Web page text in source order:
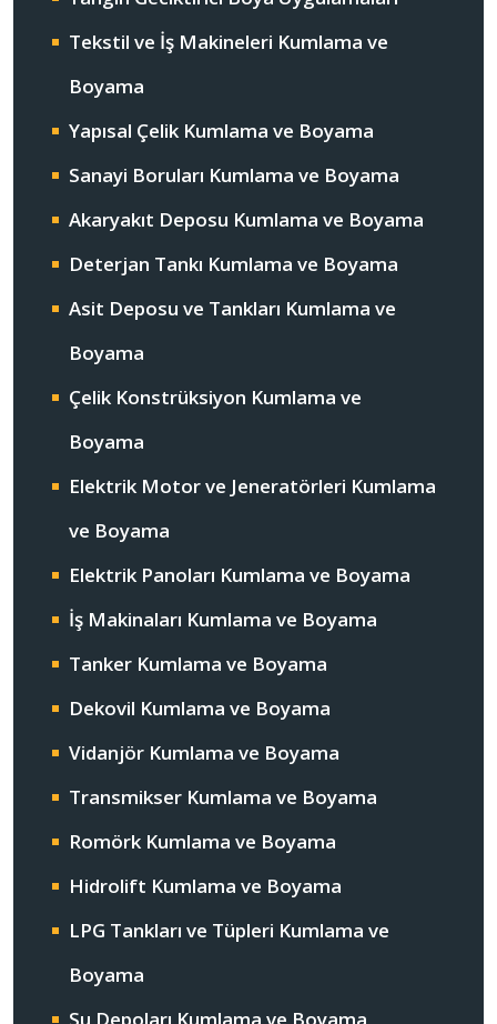
Tekstil ve İş Makineleri Kumlama ve
Boyama
Yapısal Çelik Kumlama ve Boyama
Sanayi Boruları Kumlama ve Boyama
Akaryakıt Deposu Kumlama ve Boyama
Deterjan Tankı Kumlama ve Boyama
Asit Deposu ve Tankları Kumlama ve
Boyama
Çelik Konstrüksiyon Kumlama ve
Boyama
Elektrik Motor ve Jeneratörleri Kumlama
ve Boyama
Elektrik Panoları Kumlama ve Boyama
İş Makinaları Kumlama ve Boyama
Tanker Kumlama ve Boyama
Dekovil Kumlama ve Boyama
Vidanjör Kumlama ve Boyama
Transmikser Kumlama ve Boyama
Romörk Kumlama ve Boyama
Hidrolift Kumlama ve Boyama
LPG Tankları ve Tüpleri Kumlama ve
Boyama